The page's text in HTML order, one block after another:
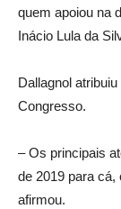
quem apoiou na
Inácio Lula da
Dallagnol
Congresso.
– Os principais
de 2019 para
afirmou.